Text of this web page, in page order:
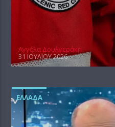
Αγγέλα Δουλγεράκη
31 ΙΟΥΛΊΟΥ 2026
ΕΛΛΆΔΑ